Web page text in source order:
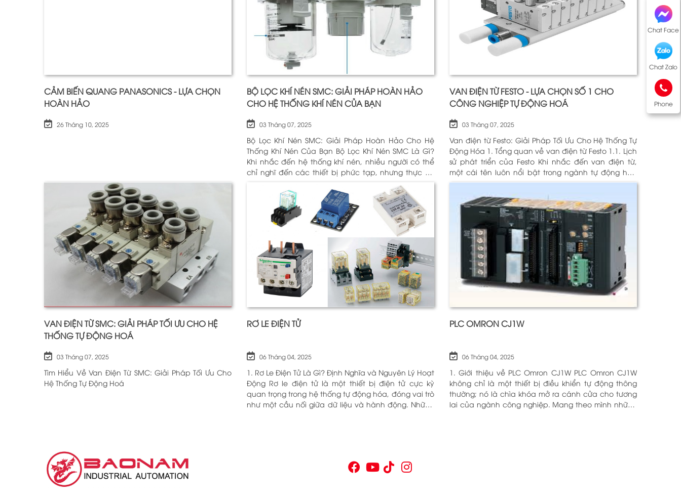
Chat Face
Chat Zalo
Phone
CẢM BIẾN QUANG PANASONICS - LỰA CHỌN
HOÀN HẢO
26 Tháng 10, 2025
BỘ LỌC KHÍ NÉN SMC: GIẢI PHÁP HOÀN HẢO
CHO HỆ THỐNG KHÍ NÉN CỦA BẠN
03 Tháng 07, 2025
Bộ Lọc Khí Nén SMC: Giải Pháp Hoàn Hảo Cho Hệ
Thống Khí Nén Của Bạn Bộ Lọc Khí Nén SMC Là Gì?
Khi nhắc đến hệ thống khí nén, nhiều người có thể
chỉ nghĩ đến các thiết bị phức tạp, nhưng thực sự,
đảm bảo h
VAN ĐIỆN TỪ FESTO - LỰA CHỌN SỐ 1 CHO
CÔNG NGHIỆP TỰ ĐỘNG HOÁ
03 Tháng 07, 2025
Van điện từ Festo: Giải Pháp Tối Ưu Cho Hệ Thống Tự
Động Hóa 1. Tổng quan về van điện từ Festo 1.1. Lịch
sử phát triển của Festo Khi nhắc đến van điện từ,
một cái tên luôn nổi bật trong ngành tự động hóa
chính là Festo. Được thành lập vào năm 1925 tại
Đức, Festo đã trải qua hơn
VAN ĐIỆN TỪ SMC: GIẢI PHÁP TỐI ƯU CHO HỆ
THỐNG TỰ ĐỘNG HOÁ
03 Tháng 07, 2025
Tìm Hiểu Về Van Điện Từ SMC: Giải Pháp Tối Ưu Cho
Hệ Thống Tự Động Hoá
RƠ LE ĐIỆN TỬ
06 Tháng 04, 2025
1. Rơ Le Điện Tử Là Gì? Định Nghĩa và Nguyên Lý Hoạt
Động Rơ le điện tử là một thiết bị điện tử cực kỳ
quan trọng trong hệ thống tự động hóa, đóng vai trò
như một cầu nối giữa dữ liệu và hành động. Những
nghệ hiện đại, rơ le điện tử có khả năng xử lý và
PLC OMRON CJ1W
06 Tháng 04, 2025
1. Giới thiệu về PLC Omron CJ1W PLC Omron CJ1W
không chỉ là một thiết bị điều khiển tự động thông
thường; nó là chìa khóa mở ra cánh cửa cho tương
lai của ngành công nghiệp. Mang theo mình những